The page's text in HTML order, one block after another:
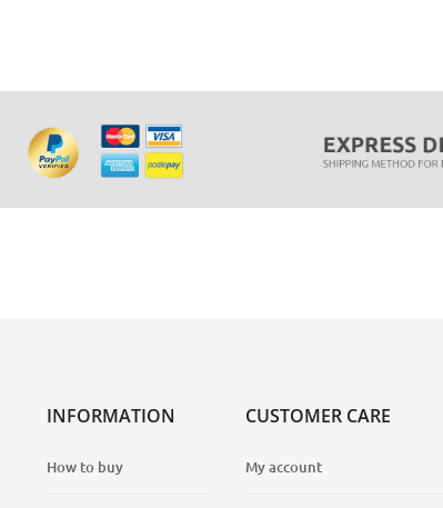
INFORMATION
How to buy
CUSTOMER CARE
My account